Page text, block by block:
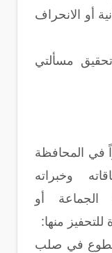
أو الانحراف
مسألتي
في المحافظة
وخبراته
أو
منها:
في صلب